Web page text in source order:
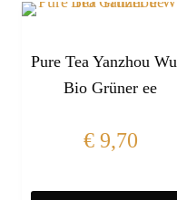
Pure Tea Yanzhou
Bio Grüner ee
€9,70